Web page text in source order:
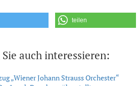
teilen
auch interessieren:
„Wiener Johann Strauss Orchester“